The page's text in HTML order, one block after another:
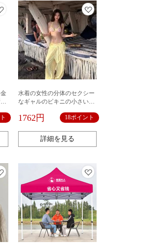
水着の女性の分体のセクシー
なギャルのビキニの小さい胸
リゾート風の温泉の水着を持
1762円 18ポイント
詳細を見る